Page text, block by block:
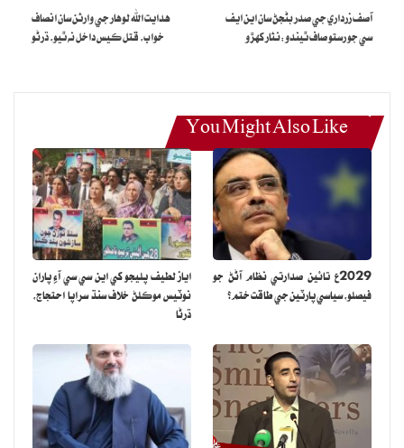
آصف زرداري جي صدر بڻجڻ سان اين ايف
سي جو رستو صاف ٿيندو:نثار کهڙو
هدايت الله لوهار جي وارثن سان انصاف
خواب، قتل ڪيس داخل نه ٿيو، ڌرڻو
You Might Also Like
2029ع تائين صدارتي نظام آڻڻ جو
فيصلو، سياسي پارٽين جي طاقت ختم؟
اياز لطيف پليجو کي اين سي سي آءِ پاران
نوٽيس موڪلڻ خلاف سنڌ سراپا احتجاج،
ڌرڻا